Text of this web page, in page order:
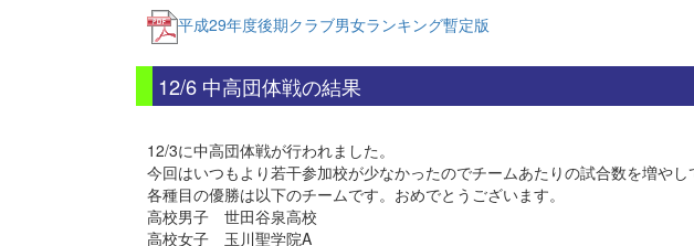
平成29年度後期クラブ男女ランキング暫定版
12/6 中高団体戦の結果
12/3に中高団体戦が行われました。
今回はいつもより若干参加校が少なかったのでチームあたりの試合数を増やし
各種目の優勝は以下のチームです。おめでとうございます。
高校男子 世田谷泉高校
高校女子 玉川聖学院A